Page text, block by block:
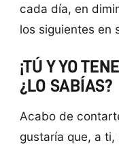
cada día, en
los siguientes en
¡TÚ Y YO
¿LO SABÍAS?
Acabo de
gustaría que, a